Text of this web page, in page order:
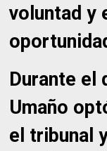
voluntad y
Durante el
Umaño
el tribunal